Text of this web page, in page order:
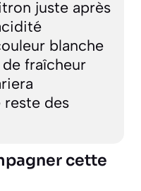
juste après
blanche
fraîcheur
des
cette